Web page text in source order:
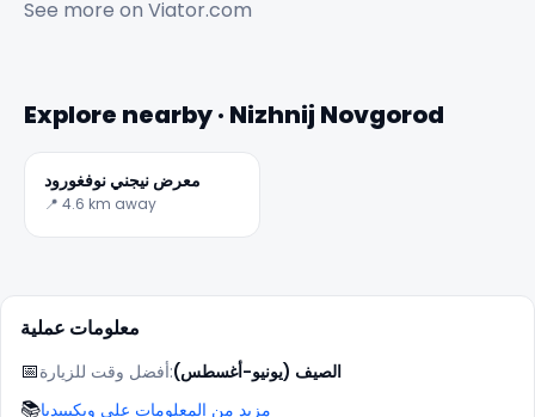
See more on Viator.com
Explore nearby · Nizhnij Novgorod
معرض نيجني نوفغورود
📍 4.6 km away
معلومات عملية
📅
أفضل وقت للزيارة:الصيف (يونيو-أغسطس)
📚مزيد من المعلومات على ويكيبيديا